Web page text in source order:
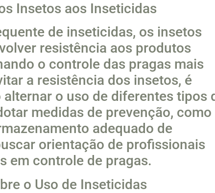
Insetos aos Inseticidas
de inseticidas, os insetos
resistência aos produtos
o controle das pragas mais
a resistência dos insetos, é
o uso de diferentes tipos
medidas de prevenção, como
adequado de
orientação de profissionais
em controle de pragas.
o Uso de Inseticidas